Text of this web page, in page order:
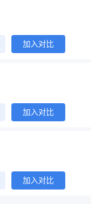
加入对比
加入对比
加入对比